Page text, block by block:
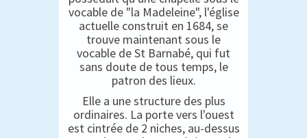
vocable de "la Madeleine", l'église
actuelle construit en 1684, se
trouve maintenant sous le
vocable de St Barnabé, qui fut
sans doute de tous temps, le
patron des lieux.
Elle a une structure des plus
ordinaires. La porte vers l'ouest
est cintrée de 2 niches, au-dessus